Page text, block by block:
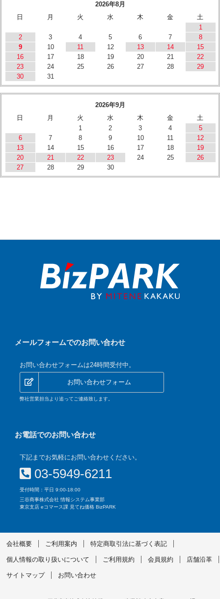
2026年8月
日
月 火 水 木 金
土
1
2
3 4 5 6 7
8
9
10 11 12 13 14
15
16
17 18 19 20 21
22
23
24 25 26 27 28
29
30
31
2026年9月
日
月 火 水 木 金
土
1
2 3 4
5
6
7 8 9 10 11
12
13
14 15 16 17 18
19
20
21 22 23 24 25
26
27
28 29 30
メールフォームでのお問い合わせ
お問い合わせフォームは24時間受付中。
お問い合わせフォーム
弊社営業担当より追ってご連絡致します。
お電話でのお問い合わせ
下記までお気軽にお問い合わせください。
03-5949-6211
受付時間：平日 9:00-18:00
三谷商事株式会社 情報システム事業部
東京支店 eコマース課 見てね価格 BizPARK
会社概要 ご利用案内 特定商取引法に基づく表記
個人情報の取り扱いについて ご利用規約 会員規約 店舗沿革
サイトマップ お問い合わせ